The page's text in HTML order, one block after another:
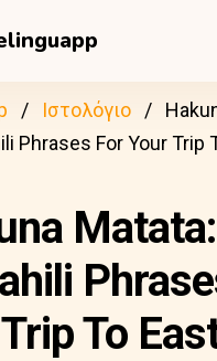
Ιστολόγιο
Phrases For Your Trip
To